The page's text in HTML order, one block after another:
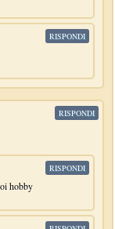
RISPONDI
RISPONDI
hobby
RISPONDI